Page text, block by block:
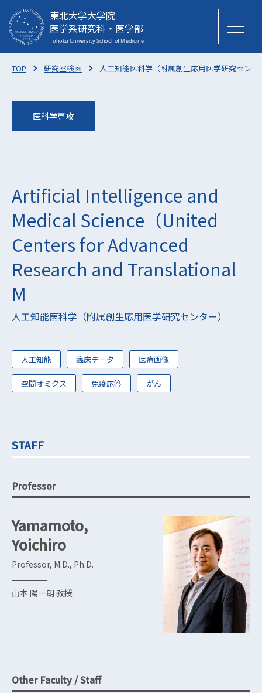
東北大学大学院
医学系研究科・医学部
TOP 研究室検索 人工知能医科学（附属創生応用医学研究センタ
医科学専攻
Artificial Intelligence and
Medical Science（United
Centers for Advanced
Research and Translational
M
人工知能医科学（附属創生応用医学研究センター）
人工知能 臨床データ 医療画像
空間オミクス 免疫応答 がん
STAFF
Professor
Yamamoto,
Yoichiro
Professor, M.D., Ph.D.
山本 陽一朗 教授
Other Faculty / Staff